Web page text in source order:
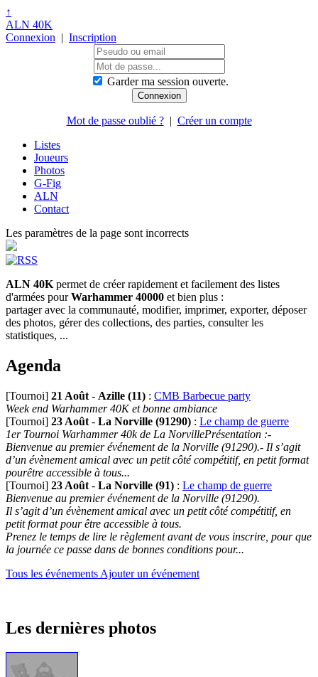
↑
ALN 40K
Connexion | Inscription
Garder ma session ouverte.
Mot de passe oublié ?| Créer un compte
Listes
Joueurs
Photos
G-Fig
ALN
Contact
Les paramètres de la page sont incorrects
ALN 40K permet de créer rapidement et facilement des listes
d'armées pourWarhammer 40000 et bien plus :
partager avec la communauté, modifier, imprimer, exporter, déposer
des photos, gérer des collections, des parties, consulter les
statistiques, ...
Agenda
[Tournoi] 21 Août - Azille (11) : CMB Barbecue party
Week end Warhammer 40K et bonne ambiance
[Tournoi] 23 Août - La Norville (91290) : Le champ de guerre
1er Tournoi Warhammer 40k de La NorvillePrésentation :-
Bienvenue au premier événement de la Norville (91290).- Il s’agit
d’un évènement amical avec un petit côté compétitif, en petit format
pourêtre accessible à tous...
[Tournoi] 23 Août - La Norville (91) : Le champ de guerre
Bienvenue au premier événement de la Norville (91290).
Il s’agit d’un évènement amical avec un petit côté compétitif, en
petit format pour être accessible à tous.
Prenez le temps de lire le règlement avant de vous inscrire, pour que
la journée ce passe dans de bonnes conditions pour...
Tous les événements Ajouter un événement
Les dernières photos